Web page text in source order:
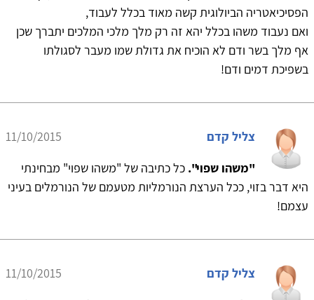
הפסיכיאטריה הביולוגית קשה מאוד בכלל לעבוד,
ואם נעבוד משהו בכלל יהא זה רק מלך מלכי המלכים יתברך שכן
אף מלך בשר ודם לא הוכיח את גדולת שמו מעבר לסגולתו
בשפיכת דמים ודם!
צליל קדם
11/10/2015
"משהו שפוי". כל כתיבה של "משהו שפוי" מבחינתי
היא דבר בזוי, ככל הערצת הנורמליות מטעמם של הנורמלים בעיני
עצמם!
צליל קדם
11/10/2015